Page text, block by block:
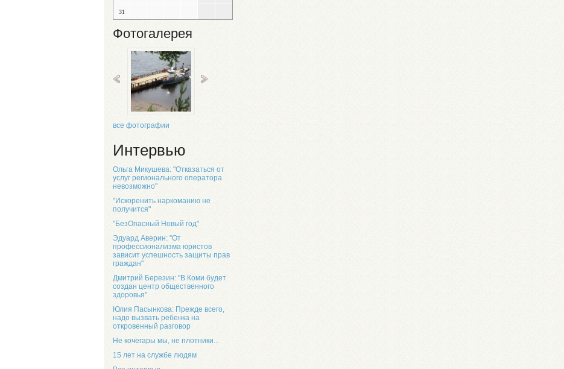
31
Фотогалерея
все фотографии
Интервью
Ольга Микушева: "Отказаться от
услуг регионального оператора
невозможно"
"Искоренить наркоманию не
получится"
"БезОпасный Новый год"
Эдуард Аверин: "От
профессионализма юристов
зависит успешность защиты прав
граждан"
Дмитрий Березин: "В Коми будет
создан центр общественного
здоровья"
Юлия Пасынкова: Прежде всего,
надо вызвать ребенка на
откровенный разговор
Не кочегары мы, не плотники...
15 лет на службе людям